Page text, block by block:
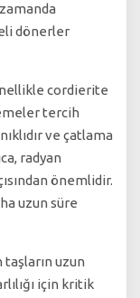
dönerler
cordierite
tercih
ve çatlama
radyan
önemlidir.
uzun süre
uzun
için kritik